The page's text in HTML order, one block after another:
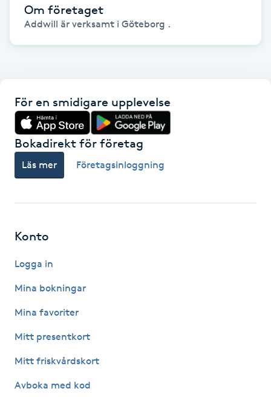
Idrottsmassage
IPL
Japansk massage
K18
Kemisk peeling
Om företaget
Addwill är verksamt i Göteborg .
För en smidigare upplevelse
Bokadirekt för företag
Läs mer Företagsinloggning
Konto
Logga in
Mina bokningar
Mina favoriter
Mitt presentkort
Mitt friskvårdskort
Avboka med kod